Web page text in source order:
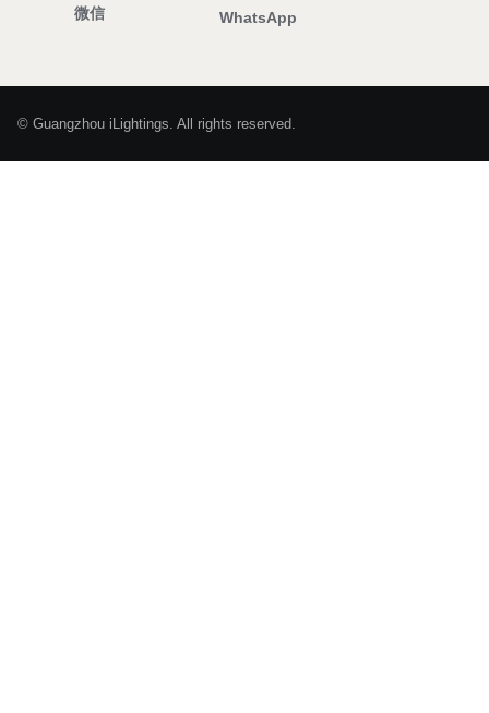
微信 WhatsApp
© Guangzhou iLightings. All rights reserved.